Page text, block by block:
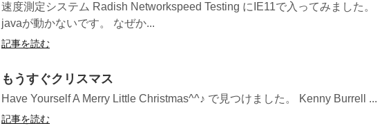
速度測定システム Radish Networkspeed Testing にIE11で入ってみました。
javaが動かないです。 なぜか...
記事を読む
もうすぐクリスマス
Have Yourself A Merry Little Christmas^^♪ で見つけました。 Kenny Burrell ...
記事を読む